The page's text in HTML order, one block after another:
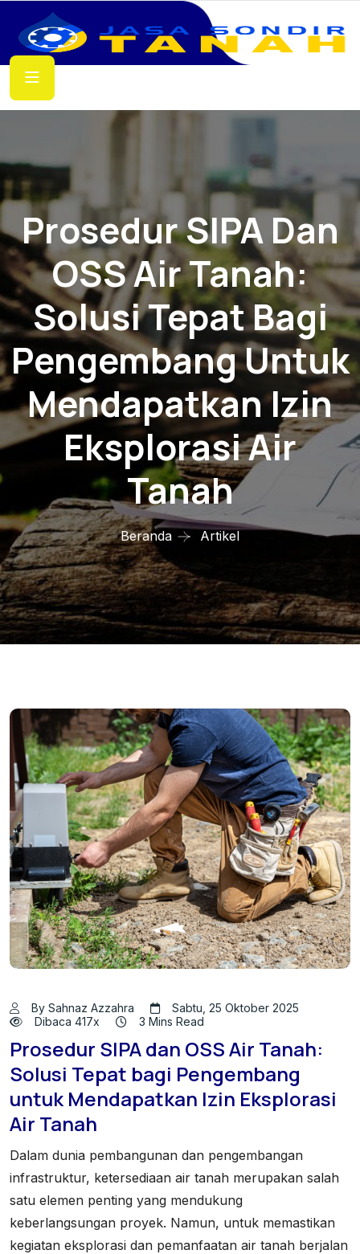
Prosedur SIPA Dan
OSS Air Tanah:
Solusi Tepat Bagi
Pengembang Untuk
Mendapatkan Izin
Eksplorasi Air
Tanah
Beranda Artikel
By Sahnaz Azzahra
Sabtu, 25 Oktober 2025
Dibaca 417x
3 Mins Read
Prosedur SIPA dan OSS Air Tanah:
Solusi Tepat bagi Pengembang
untuk Mendapatkan Izin Eksplorasi
Air Tanah
Dalam dunia pembangunan dan pengembangan
infrastruktur, ketersediaan air tanah merupakan salah
satu elemen penting yang mendukung
keberlangsungan proyek. Namun, untuk memastikan
kegiatan eksplorasi dan pemanfaatan air tanah berjalan